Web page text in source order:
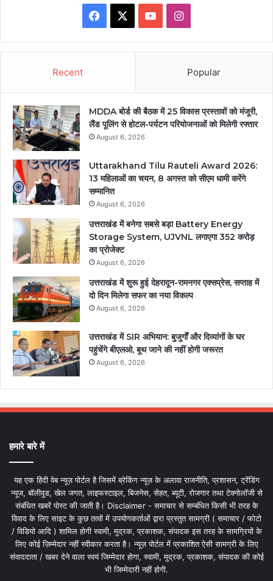
Facebook YouTubeInstagram
Recent Popular
MDDA बोर्ड की बैठक में 25 विकास प्रस्तावों को मंजूरी,
लैंड पूलिंग से होटल-पर्यटन परियोजनाओं को मिलेगी रफ्तार
August 6, 2026
Uttarakhand Tilu Rauteli Award 2026:
13 महिलाओं का चयन, 8 अगस्त को सीएम धामी करेंगे
सम्मानित
August 6, 2026
उत्तराखंड में बनेगा सबसे बड़ा Battery Energy
Storage System, UJVNL लगाएगा 352 करोड़
का प्रोजेक्ट
August 6, 2026
उत्तराखंड में शुरू हुई देहरादून-रामनगर एक्सप्रेस, सप्ताह में
दो दिन मिलेगा सफर का नया विकल्प
August 6, 2026
उत्तराखंड में SIR अभियान: बुजुर्गों और दिव्यांगों के घर
पहुंचेंगे बीएलओ, बूथ जाने की नहीं होगी जरूरत
August 6, 2026
हमारे बारे में
यह एक हिंदी वेब न्यूज़ पोर्टल है जिसमें ब्रेकिंग न्यूज़ के अलावा राजनीति, प्रशासन, ट्रेंडिंग
न्यूज, बॉलीवुड, खेल जगत, लाइफस्टाइल, बिजनेस, सेहत, ब्यूटी, रोजगार तथा टेक्नोलॉजी से
संबंधित खबरें पोस्ट की जाती है। Disclaimer - समाचार से सम्बंधित किसी भी तरह के
विवाद के लिए साइट के कुछ तत्वों में उपयोगकर्ताओं द्वारा प्रस्तुत सामग्री ( समाचार / फोटो
/ विडियो आदि ) शामिल होगी स्वामी, मुद्रक, प्रकाशक, संपादक इस तरह के सामग्रियों के
लिए कोई ज़िम्मेदार नहीं स्वीकार करता है। न्यूज़ पोर्टल में प्रकाशित ऐसी सामग्री के लिए
संवाददाता / खबर देने वाला स्वयं जिम्मेदार होगा, स्वामी, मुद्रक, प्रकाशक, संपादक की कोई
भी जिम्मेदारी नहीं होगी.